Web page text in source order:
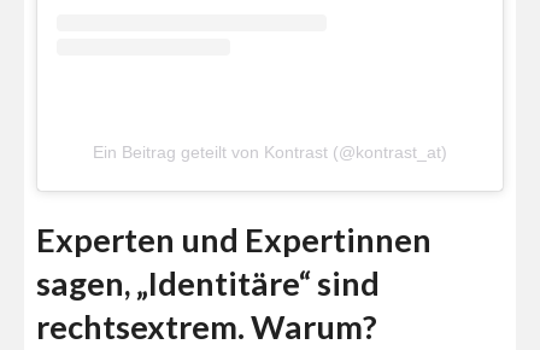
Ein Beitrag geteilt von Kontrast (@kontrast_at)
Experten und Expertinnen
sagen, „Identitäre“ sind
rechtsextrem. Warum?